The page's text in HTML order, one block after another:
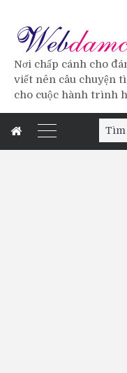
Nơi chấp cánh cho
viết nên câu chuyện
cho cuộc hành trình
Tìm
kiếm: